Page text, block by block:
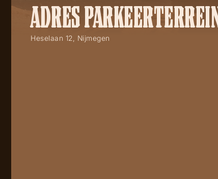
ADRES
Heselaan 12, Nijmegen